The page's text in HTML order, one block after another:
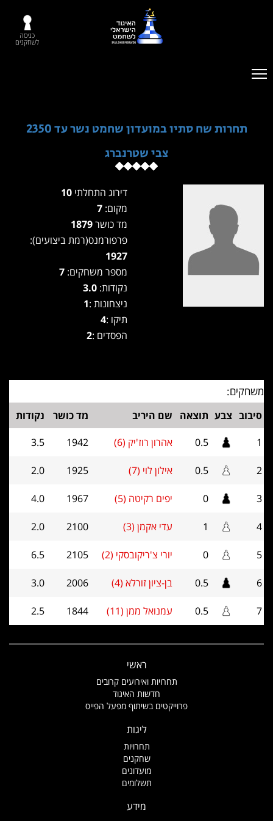
כניסה
לשחקנים
תחרות שח סתיו במועדון שחמט נשר עד 2350
צבי שטרנברג
דירוג התחלתי
מקום:
מד כושר
פרפורמנס(רמת ביצועים):
1927
מספר משחקים:
נקודות: 3.0
ניצחונות :1
תיקו :4
הפסדים :2
משחקים:
סיבוב צבע תוצאה שם היריב מד כושר
נקודות
1
0.5 אהרון רוז'יק (6) 1942
3.5
2
0.5 אילון לוי (7) 1925
2.0
3
0 יפים רקיטה (5) 1967
4.0
4
1 עדי אקמן (3) 2100
2.0
5
0 יורי צ'ריקובסקי (2) 2105
6.5
6
0.5 בן-ציון זורלא (4) 2006
3.0
7
0.5 עמנואל ממן (11) 1844
2.5
ראשי
תחרויות ואירועים קרובים
חדשות האיגוד
פרוייקטים בשיתוף מפעל הפייס
ליגות
תחרויות
שחקנים
מועדונים
תשלומים
מידע